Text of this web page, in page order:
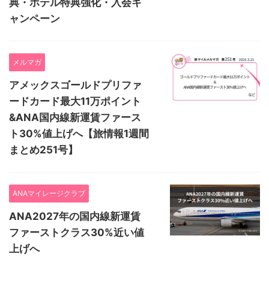
典・ホテル特典強化・入会キ
ャンペーン
メルマガ
アメックスゴールドプリファ
ードカード最大11万ポイント
&ANA国内線新運賃ファース
ト30%値上げへ【旅情報1週間
まとめ251号】
ANAマイレージクラブ
ANA2027年の国内線新運賃
ファーストクラス30%近い値
上げへ